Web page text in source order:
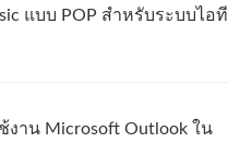
แบบ POP สำหรับระบบไอที
งาน Microsoft Outlook ใน